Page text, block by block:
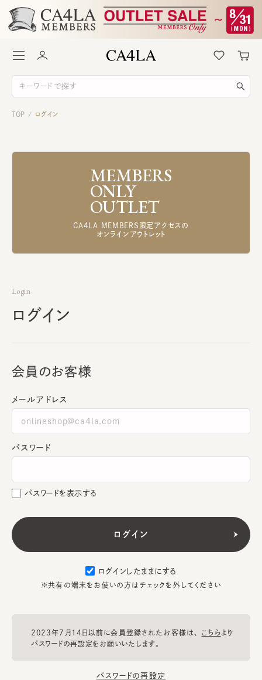
TOP / ログイン
MEMBERS
ONLY
OUTLET
CA4LA MEMBERS限定アクセスの
オンラインアウトレット
Login
ログイン
会員のお客様
メールアドレス
パスワード
パスワードを表示する
ログインしたままにする
※共有の端末をお使いの方はチェックを外してください
2023年7月14日以前に会員登録されたお客様は、 こちらより
パスワードの再設定をお願いいたします。
パスワードの再設定